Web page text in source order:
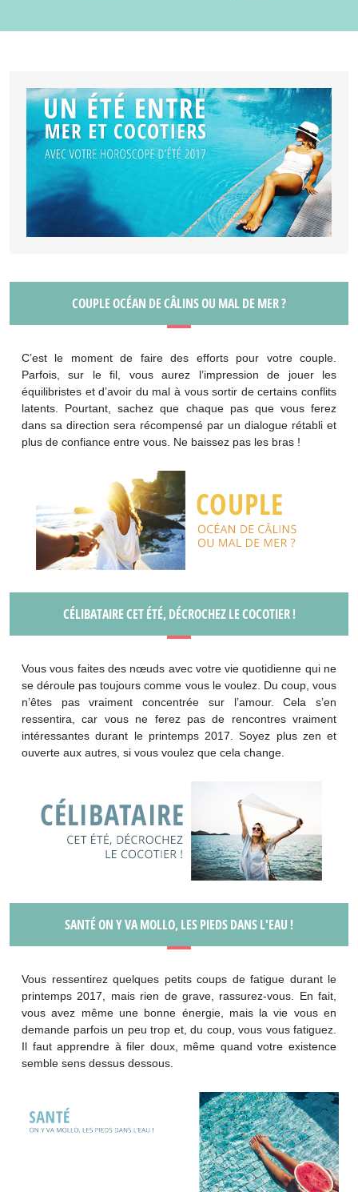
COUPLE OCÉAN DE CÂLINS OU MAL DE MER ?
C’est le moment de faire des efforts pour votre couple.
Parfois, sur le fil, vous aurez l’impression de jouer les
équilibristes et d’avoir du mal à vous sortir de certains conflits
latents. Pourtant, sachez que chaque pas que vous ferez
dans sa direction sera récompensé par un dialogue rétabli et
plus de confiance entre vous. Ne baissez pas les bras !
CÉLIBATAIRE CET ÉTÉ, DÉCROCHEZ LE COCOTIER !
Vous vous faites des nœuds avec votre vie quotidienne qui ne
se déroule pas toujours comme vous le voulez. Du coup, vous
n’êtes pas vraiment concentrée sur l’amour. Cela s’en
ressentira, car vous ne ferez pas de rencontres vraiment
intéressantes durant le printemps 2017. Soyez plus zen et
ouverte aux autres, si vous voulez que cela change.
SANTÉ ON Y VA MOLLO, LES PIEDS DANS L'EAU !
Vous ressentirez quelques petits coups de fatigue durant le
printemps 2017, mais rien de grave, rassurez-vous. En fait,
vous avez même une bonne énergie, mais la vie vous en
demande parfois un peu trop et, du coup, vous vous fatiguez.
Il faut apprendre à filer doux, même quand votre existence
semble sens dessus dessous.